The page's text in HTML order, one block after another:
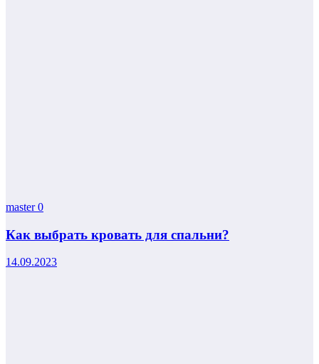
master0
Как выбрать кровать для спальни?
14.09.2023